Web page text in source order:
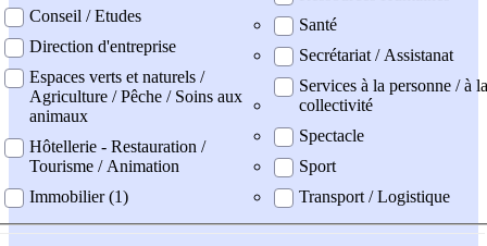
Conseil / Etudes
Direction d'entreprise
Espaces verts et naturels /
Agriculture / Pêche / Soins aux
animaux
Hôtellerie - Restauration /
Tourisme / Animation
Immobilier (1)
Santé
Secrétariat / Assistanat
Services à la personne / à la
collectivité
Spectacle
Sport
Transport / Logistique